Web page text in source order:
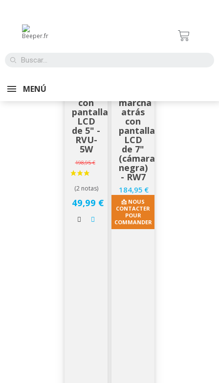
MENÚ
con
pantalla
LCD
de 5" -
RVU-
5W
Precio base
198,95 €
49,99 €
marcha
atrás
con
pantalla
LCD
de 7"
(cámara
negra)
- RW7
Precio
184,95 €
📩 NOUS
CONTACTER
POUR
COMMANDER